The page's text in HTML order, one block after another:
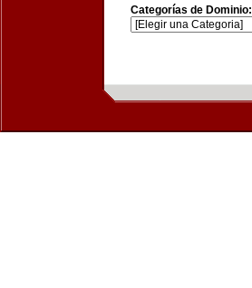
Categorías de Dominio: